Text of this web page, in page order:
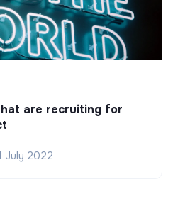
are recruiting for
July 2022